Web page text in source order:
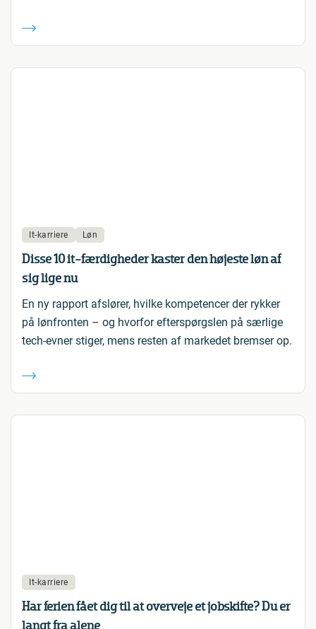
It-karriere Løn
Disse 10 it-færdigheder kaster den højeste løn af
sig lige nu
En ny rapport afslører, hvilke kompetencer der rykker
på lønfronten – og hvorfor efterspørgslen på særlige
tech-evner stiger, mens resten af markedet bremser op.
It-karriere
Har ferien fået dig til at overveje et jobskifte? Du er
langt fra alene